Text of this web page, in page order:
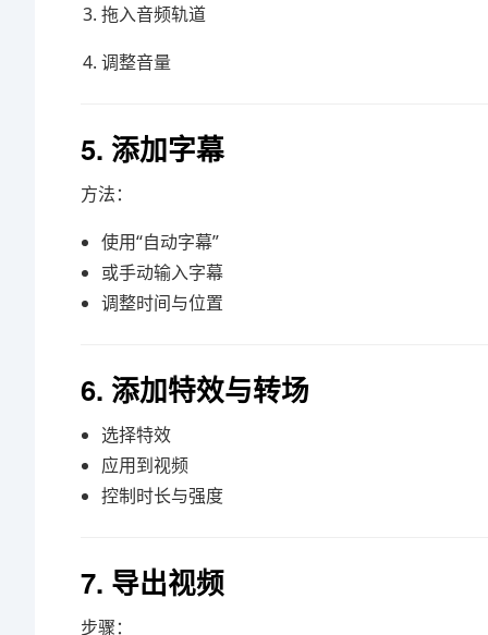
拖入音频轨道
调整音量
5. 添加字幕
方法：
使用“自动字幕”
或手动输入字幕
调整时间与位置
6. 添加特效与转场
选择特效
应用到视频
控制时长与强度
7. 导出视频
步骤：